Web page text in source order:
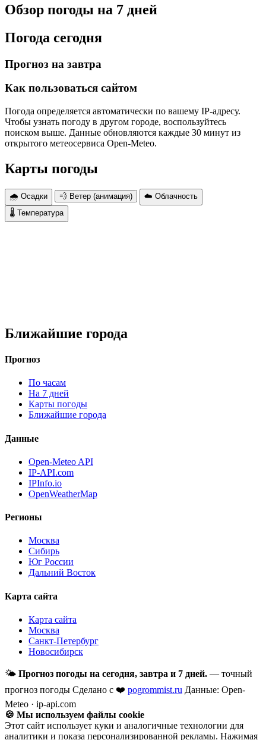
Обзор погоды на 7 дней
Погода сегодня
Прогноз на завтра
Как пользоваться сайтом
Погода определяется автоматически по вашему IP-адресу.
Чтобы узнать погоду в другом городе, воспользуйтесь
поиском выше. Данные обновляются каждые 30 минут из
открытого метеосервиса Open-Meteo.
Карты погоды
🌧 Осадки 💨 Ветер (анимация)
☁️ Облачность
🌡 Температура
Ближайшие города
Прогноз
По часам
На 7 дней
Карты погоды
Ближайшие города
Данные
Open-Meteo API
IP-API.com
IPInfo.io
OpenWeatherMap
Регионы
Москва
Сибирь
Юг России
Дальний Восток
Карта сайта
Карта сайта
Москва
Санкт-Петербург
Новосибирск
🌤 Прогноз погоды на сегодня, завтра и 7 дней. — точный
прогноз погоды Сделано с ❤️ pogrommist.ru Данные: Open-
Meteo · ip-api.com
🍪 Мы используем файлы cookie
Этот сайт использует куки и аналогичные технологии для
аналитики и показа персонализированной рекламы. Нажимая